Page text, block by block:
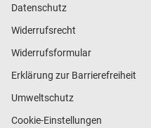
Datenschutz
Widerrufsrecht
Widerrufsformular
Erklärung zur Barrierefreiheit
Umweltschutz
Cookie-Einstellungen